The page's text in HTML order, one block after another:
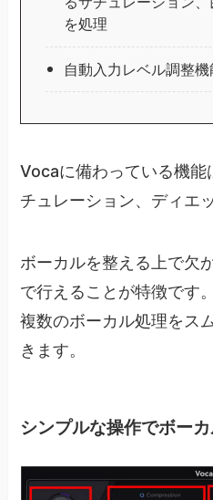
を処理
自動入力レベル調整機
Vocaに備わっている機能
チュレーション、ディエ
ボーカルを整える上で欠
で行えることが特徴です。
複数のボーカル処理をス
きます。
シンプルな操作でボー